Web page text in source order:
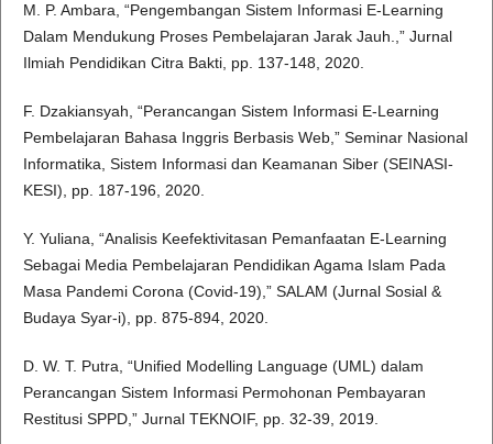
M. P. Ambara, “Pengembangan Sistem Informasi E-Learning
Dalam Mendukung Proses Pembelajaran Jarak Jauh.,” Jurnal
Ilmiah Pendidikan Citra Bakti, pp. 137-148, 2020.
F. Dzakiansyah, “Perancangan Sistem Informasi E-Learning
Pembelajaran Bahasa Inggris Berbasis Web,” Seminar Nasional
Informatika, Sistem Informasi dan Keamanan Siber (SEINASI-
KESI), pp. 187-196, 2020.
Y. Yuliana, “Analisis Keefektivitasan Pemanfaatan E-Learning
Sebagai Media Pembelajaran Pendidikan Agama Islam Pada
Masa Pandemi Corona (Covid-19),” SALAM (Jurnal Sosial &
Budaya Syar-i), pp. 875-894, 2020.
D. W. T. Putra, “Unified Modelling Language (UML) dalam
Perancangan Sistem Informasi Permohonan Pembayaran
Restitusi SPPD,” Jurnal TEKNOIF, pp. 32-39, 2019.